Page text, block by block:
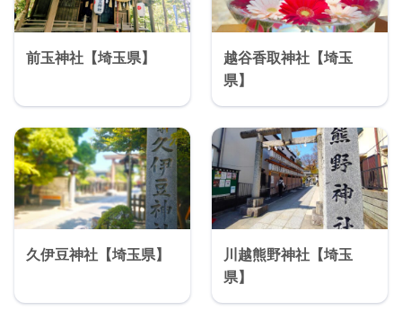
前玉神社【埼玉県】
越谷香取神社【埼玉
県】
久伊豆神社【埼玉県】
川越熊野神社【埼玉
県】